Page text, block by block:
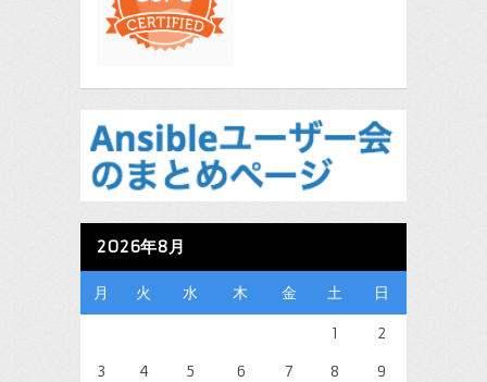
2026年8月
月 火 水 木 金 土 日
1
2
3
4 5 6 7 8
9